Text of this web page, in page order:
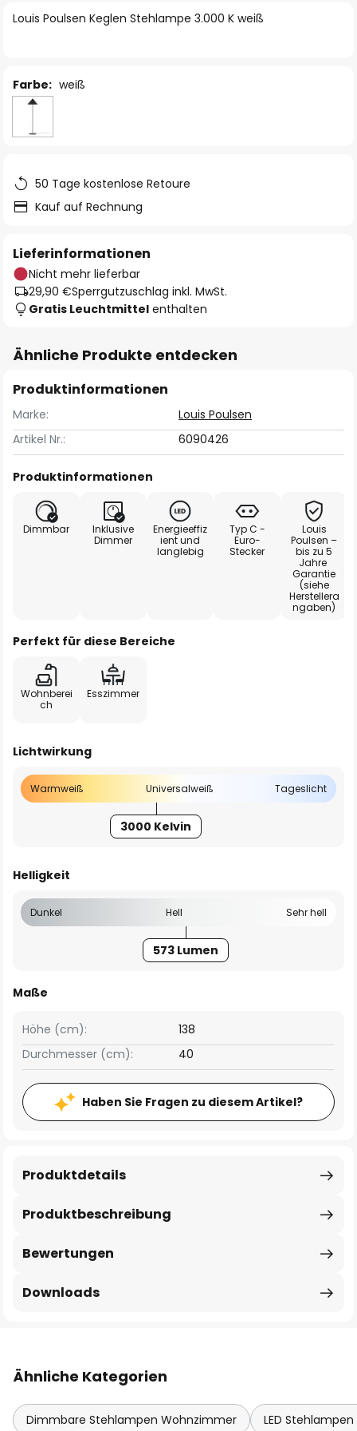
Louis Poulsen Keglen Stehlampe 3.000 K weiß
Farbe: weiß
50 Tage kostenlose Retoure
Kauf auf Rechnung
Lieferinformationen
Nicht mehr lieferbar
29,90 €Sperrgutzuschlag inkl. MwSt.
Gratis Leuchtmittel enthalten
Ähnliche Produkte entdecken
Produktinformationen
Marke:
Louis Poulsen
Artikel Nr.:
6090426
Produktinformationen
Dimmbar
Inklusive
Dimmer
Energieeffiz
ient und
langlebig
Typ C -
Euro-
Stecker
Louis
Poulsen –
bis zu 5
Jahre
Garantie
(siehe
Herstellera
ngaben)
Perfekt für diese Bereiche
Wohnberei
ch
Esszimmer
Lichtwirkung
Warmweiß Universalweiß Tageslicht
3000 Kelvin
Helligkeit
Dunkel Hell Sehr hell
573 Lumen
Maße
Höhe (cm):
138
Durchmesser (cm):
40
Haben Sie Fragen zu diesem Artikel?
Produktbeschreibung
Produktdetails
Bewertungen
Downloads
Ähnliche Kategorien
Dimmbare Stehlampen Wohnzimmer LED